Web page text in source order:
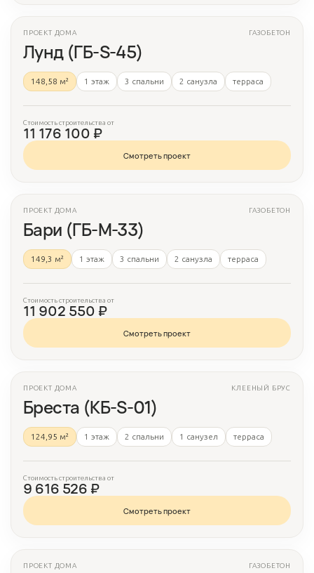
3 фото
ПРОЕКТ ДОМА ГАЗОБЕТОН
Лунд (ГБ-S-45)
148,58 м² 1 этаж 3 спальни 2 санузла терраса
Стоимость строительства от
11 176 100 ₽
Смотреть проект
3 фото
ПРОЕКТ ДОМА ГАЗОБЕТОН
Бари (ГБ-М-33)
149,3 м² 1 этаж 3 спальни 2 санузла терраса
Стоимость строительства от
11 902 550 ₽
Смотреть проект
3 фото
ПРОЕКТ ДОМА КЛЕЕНЫЙ БРУС
Бреста (КБ-S-01)
124,95 м² 1 этаж 2 спальни 1 санузел терраса
Стоимость строительства от
9 616 526 ₽
Смотреть проект
3 фото
ПРОЕКТ ДОМА ГАЗОБЕТОН